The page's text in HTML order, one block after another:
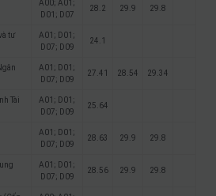
A00; A01;
D01; D07
28.2 29.9 29.8
tư
A01; D01;
D07; D09
24.1
A01; D01;
D07; D09
27.41 28.54 29.34
Tài
A01; D01;
D07; D09
25.64
A01; D01;
D07; D09
28.63 29.9 29.8
A01; D01;
D07; D09
28.56 29.9 29.8